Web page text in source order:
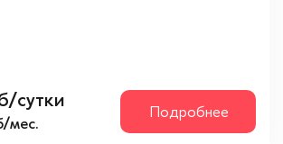
сутки
мес.
Подробнее